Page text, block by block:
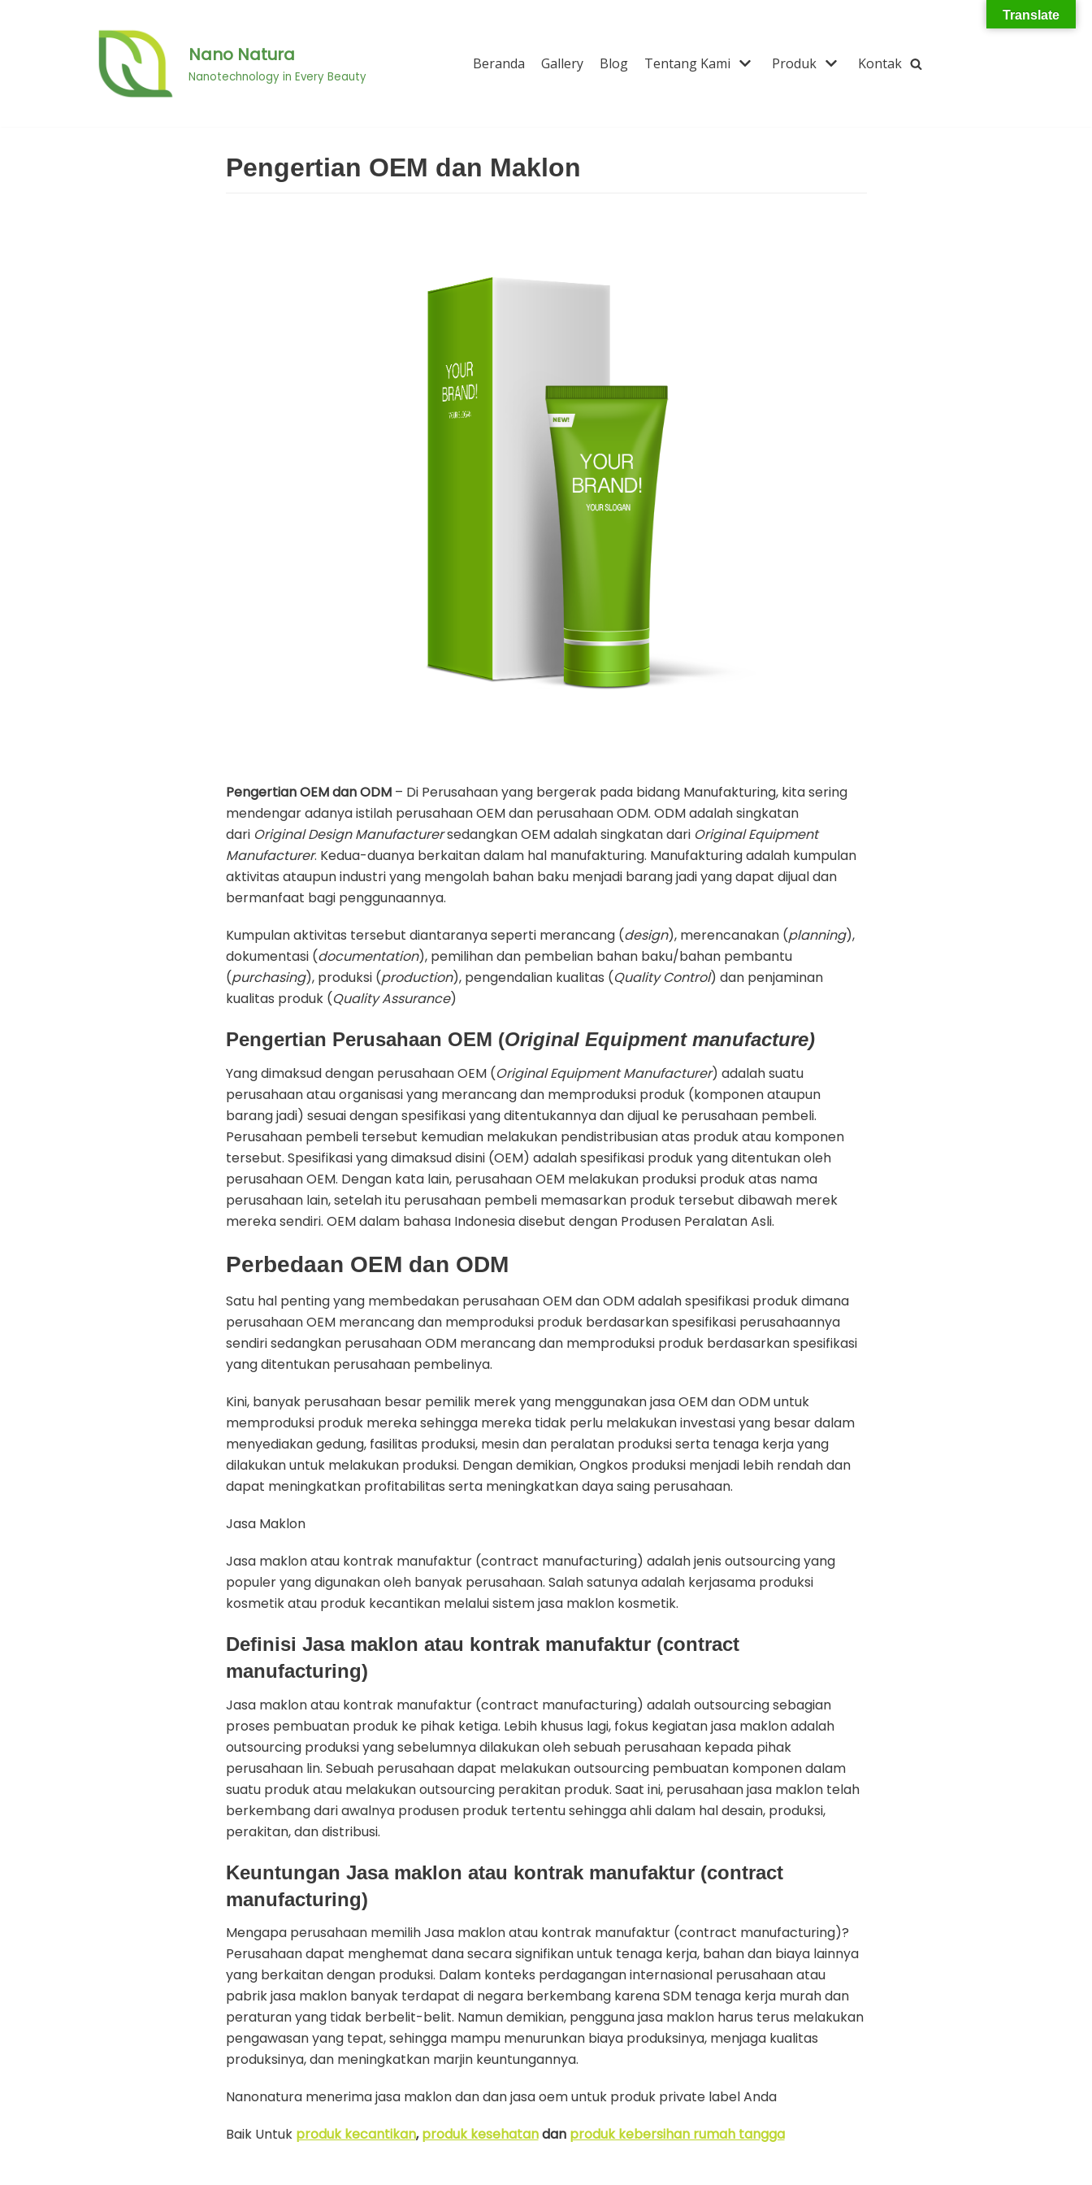
Nano Natura
Nanotechnology in Every Beauty
Beranda Gallery Blog Tentang Kami Produk Kontak
Pengertian OEM dan Maklon
Pengertian OEM dan ODM– Di Perusahaan yang bergerak pada bidang Manufakturing, kita sering
mendengar adanya istilah perusahaan OEM dan perusahaan ODM. ODM adalah singkatan
dari Original Design Manufacturersedangkan OEM adalah singkatan dari Original Equipment
Manufacturer. Kedua-duanya berkaitan dalam hal manufakturing. Manufakturing adalah kumpulan
aktivitas ataupun industri yang mengolah bahan baku menjadi barang jadi yang dapat dijual dan
bermanfaat bagi penggunaannya.
Kumpulan aktivitas tersebut diantaranya seperti merancang (design), merencanakan (planning),
dokumentasi (documentation), pemilihan dan pembelian bahan baku/bahan pembantu
(purchasing), produksi (production), pengendalian kualitas (Quality Control) dan penjaminan
kualitas produk (Quality Assurance)
Pengertian Perusahaan OEM (Original Equipment manufacture)
Yang dimaksud dengan perusahaan OEM (Original Equipment Manufacturer) adalah suatu
perusahaan atau organisasi yang merancang dan memproduksi produk (komponen ataupun
barang jadi) sesuai dengan spesifikasi yang ditentukannya dan dijual ke perusahaan pembeli.
Perusahaan pembeli tersebut kemudian melakukan pendistribusian atas produk atau komponen
tersebut. Spesifikasi yang dimaksud disini (OEM) adalah spesifikasi produk yang ditentukan oleh
perusahaan OEM. Dengan kata lain, perusahaan OEM melakukan produksi produk atas nama
perusahaan lain, setelah itu perusahaan pembeli memasarkan produk tersebut dibawah merek
mereka sendiri. OEM dalam bahasa Indonesia disebut dengan Produsen Peralatan Asli.
Perbedaan OEM dan ODM
Satu hal penting yang membedakan perusahaan OEM dan ODM adalah spesifikasi produk dimana
perusahaan OEM merancang dan memproduksi produk berdasarkan spesifikasi perusahaannya
sendiri sedangkan perusahaan ODM merancang dan memproduksi produk berdasarkan spesifikasi
yang ditentukan perusahaan pembelinya.
Kini, banyak perusahaan besar pemilik merek yang menggunakan jasa OEM dan ODM untuk
memproduksi produk mereka sehingga mereka tidak perlu melakukan investasi yang besar dalam
menyediakan gedung, fasilitas produksi, mesin dan peralatan produksi serta tenaga kerja yang
dilakukan untuk melakukan produksi. Dengan demikian, Ongkos produksi menjadi lebih rendah dan
dapat meningkatkan profitabilitas serta meningkatkan daya saing perusahaan.
Jasa Maklon
Jasa maklon atau kontrak manufaktur (contract manufacturing) adalah jenis outsourcing yang
populer yang digunakan oleh banyak perusahaan. Salah satunya adalah kerjasama produksi
kosmetik atau produk kecantikan melalui sistem jasa maklon kosmetik.
Definisi Jasa maklon atau kontrak manufaktur (contract
manufacturing)
Jasa maklon atau kontrak manufaktur (contract manufacturing) adalah outsourcing sebagian
proses pembuatan produk ke pihak ketiga. Lebih khusus lagi, fokus kegiatan jasa maklon adalah
outsourcing produksi yang sebelumnya dilakukan oleh sebuah perusahaan kepada pihak
perusahaan lin. Sebuah perusahaan dapat melakukan outsourcing pembuatan komponen dalam
suatu produk atau melakukan outsourcing perakitan produk. Saat ini, perusahaan jasa maklon telah
berkembang dari awalnya produsen produk tertentu sehingga ahli dalam hal desain, produksi,
perakitan, dan distribusi.
Keuntungan Jasa maklon atau kontrak manufaktur (contract
manufacturing)
Mengapa perusahaan memilih Jasa maklon atau kontrak manufaktur (contract manufacturing)?
Perusahaan dapat menghemat dana secara signifikan untuk tenaga kerja, bahan dan biaya lainnya
yang berkaitan dengan produksi. Dalam konteks perdagangan internasional perusahaan atau
pabrik jasa maklon banyak terdapat di negara berkembang karena SDM tenaga kerja murah dan
peraturan yang tidak berbelit-belit. Namun demikian, pengguna jasa maklon harus terus melakukan
pengawasan yang tepat, sehingga mampu menurunkan biaya produksinya, menjaga kualitas
produksinya, dan meningkatkan marjin keuntungannya.
Nanonatura menerima jasa maklon dan dan jasa oem untuk produk private label Anda
Baik Untuk produk kecantikan,produk kesehatandan produk kebersihan rumah tangga
Translate